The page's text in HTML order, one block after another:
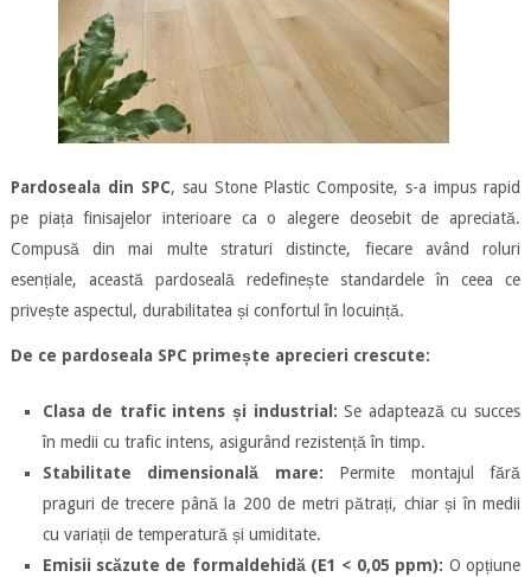
Pardoseala din SPC, sau Stone Plastic Composite, s-a impus rapid
pe piața finisajelor interioare ca o alegere deosebit de apreciată.
Compusă din mai multe straturi distincte, fiecare având roluri
esențiale, această pardoseală redefinește standardele în ceea ce
privește aspectul, durabilitatea și confortul în locuință.
De ce pardoseala SPC primește aprecieri crescute:
Clasa de trafic intens și industrial: Se adaptează cu succes
în medii cu trafic intens, asigurând rezistență în timp.
Stabilitate dimensională mare: Permite montajul fără
praguri de trecere până la 200 de metri pătrați, chiar și în medii
cu variații de temperatură și umiditate.
Emisii scăzute de formaldehidă (E1 < 0,05 ppm): O opțiune